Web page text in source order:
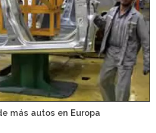
más autos en Europa